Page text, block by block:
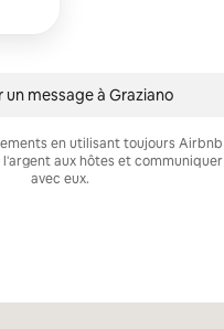
un message à Graziano
en utilisant toujours Airbnb
aux hôtes et communiquer
avec eux.